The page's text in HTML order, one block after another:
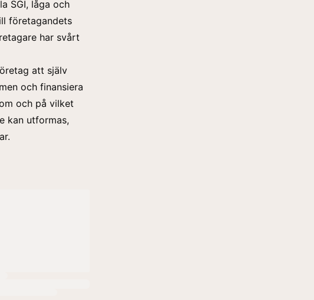
SGI, låga och
företagandets
har svårt
att själv
och finansiera
och på vilket
kan utformas,